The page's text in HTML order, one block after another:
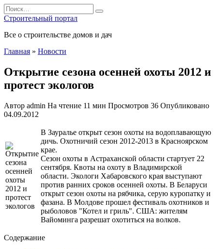
Перейти
к
содержанию
Search
for:
Строительный портал
Все о строительстве домов и дач
Главная » Новости
Открытие сезона осенней охоты 2012 и
протест экологов
Автор admin На чтение 11 мин Просмотров 36 Опубликовано
04.09.2012
В Зауралье открыт сезон охоты на водоплавающую
дичь. Охотничий сезон 2012-2013 в Красноярском
крае.
Сезон охоты в Астраханской области стартует 22
сентября. Квоты на охоту в Владимирской
области. Экологи Хабаровского края выступают
против ранних сроков осенней охоты. В Беларуси
открыт сезон охоты на рябчика, серую куропатку и
фазана. В Молдове прошел фестиваль охотников и
рыболовов "Котел и гриль". США: жителям
Вайоминга разрешат охотиться на волков.
Содержание